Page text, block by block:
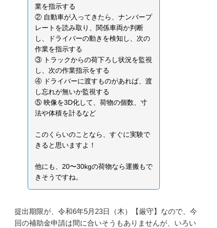
業を指示する
② 自動車が入ってきたら、ナンバープ
レートを読み取り、関係車両か判断
し、ドライバーの動きを検知し、次の
作業を指示する
③ トラックからの荷下ろし状況を監視
し、次の作業指示をする
④ ドライバーに渡すものがあれば、渡
し忘れが無いか監視する
⑤ 映像を3D化して、荷物の個数、寸
法や体積を計るなど
このくらいのことなら、すぐに実験で
きると思いますよ！
他にも、20〜30kgの荷物なら運搬もで
きそうですね。
提出期限が、令和6年5月23日（木）【厳守】なので、今
回の補助金申請は間に合いそうもありませんが、いろい